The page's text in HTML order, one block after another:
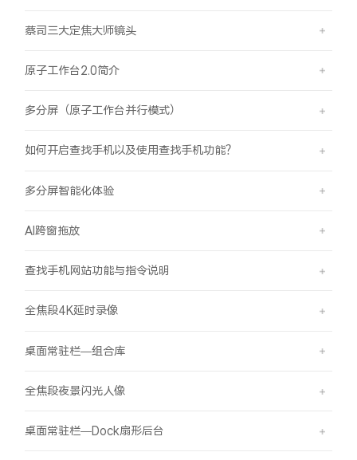
蔡司三大定焦大师镜头
原子工作台2.0简介
多分屏（原子工作台并行模式）
如何开启查找手机以及使用查找手机功能？
多分屏智能化体验
AI跨窗拖放
查找手机网站功能与指令说明
全焦段4K延时录像
桌面常驻栏—组合库
全焦段夜景闪光人像
桌面常驻栏—Dock扇形后台